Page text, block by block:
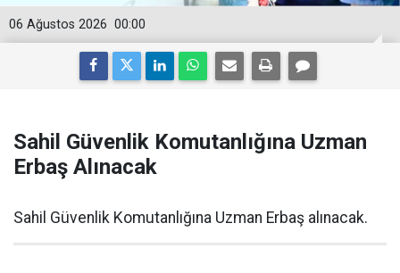
00:00
06 Ağustos 2026
Sahil Güvenlik Komutanlığına Uzman
Erbaş Alınacak
Sahil Güvenlik Komutanlığına Uzman Erbaş alınacak.